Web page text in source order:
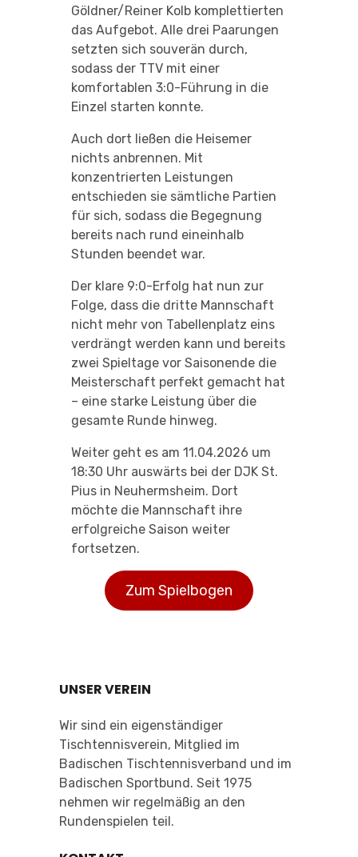
Göldner/Reiner Kolb komplettierten
das Aufgebot. Alle drei Paarungen
setzten sich souverän durch,
sodass der TTV mit einer
komfortablen 3:0-Führung in die
Einzel starten konnte.
Auch dort ließen die Heisemer
nichts anbrennen. Mit
konzentrierten Leistungen
entschieden sie sämtliche Partien
für sich, sodass die Begegnung
bereits nach rund eineinhalb
Stunden beendet war.
Der klare 9:0-Erfolg hat nun zur
Folge, dass die dritte Mannschaft
nicht mehr von Tabellenplatz eins
verdrängt werden kann und bereits
zwei Spieltage vor Saisonende die
Meisterschaft perfekt gemacht hat
– eine starke Leistung über die
gesamte Runde hinweg.
Weiter geht es am 11.04.2026 um
18:30 Uhr auswärts bei der DJK St.
Pius in Neuhermsheim. Dort
möchte die Mannschaft ihre
erfolgreiche Saison weiter
fortsetzen.
Zum Spielbogen
UNSER VEREIN
Wir sind ein eigenständiger
Tischtennisverein, Mitglied im
Badischen Tischtennisverband und im
Badischen Sportbund. Seit 1975
nehmen wir regelmäßig an den
Rundenspielen teil.